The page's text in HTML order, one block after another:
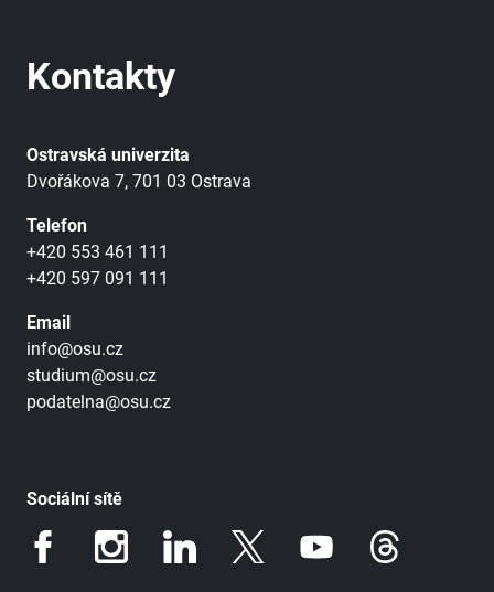
Kontakty
Ostravská univerzita
Dvořákova 7, 701 03 Ostrava
Telefon
+420 553 461 111
+420 597 091 111
Email
info@osu.cz
studium@osu.cz
podatelna@osu.cz
Sociální sítě